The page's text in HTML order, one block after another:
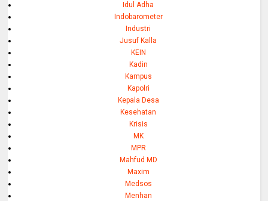
Idul Adha
Indobarometer
Industri
Jusuf Kalla
KEIN
Kadin
Kampus
Kapolri
Kepala Desa
Kesehatan
Krisis
MK
MPR
Mahfud MD
Maxim
Medsos
Menhan